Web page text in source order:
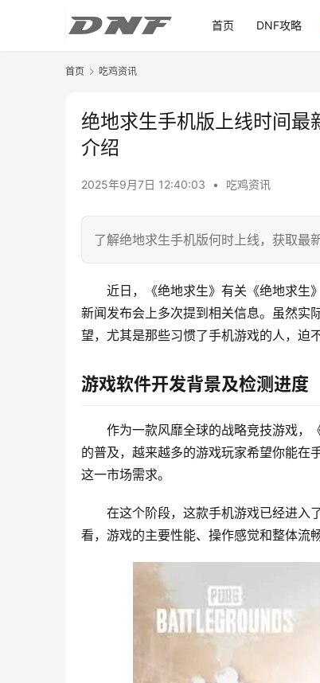
首页 DNF攻略
首页 吃鸡资讯
绝地求生手机版上线时间
介绍
2025年9月7日 12:40:03 • 吃鸡资讯
了解绝地求生手机版何时上线，获取最
近日，《绝地求生》有关《绝地求生
新闻发布会上多次提到相关信息。虽然实
望，尤其是那些习惯了手机游戏的人，迫
游戏软件开发背景及检测进度
作为一款风靡全球的战略竞技游戏，
的普及，越来越多的游戏玩家希望你能在
这一市场需求。
在这个阶段，这款手机游戏已经进入
看，游戏的主要性能、操作感觉和整体流